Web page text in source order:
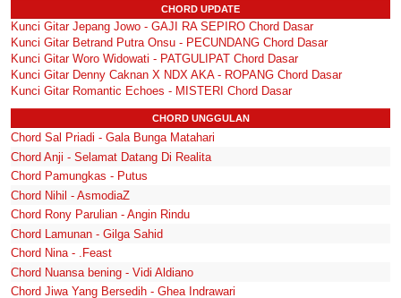
CHORD UPDATE
Kunci Gitar Jepang Jowo - GAJI RA SEPIRO Chord Dasar
Kunci Gitar Betrand Putra Onsu - PECUNDANG Chord Dasar
Kunci Gitar Woro Widowati - PATGULIPAT Chord Dasar
Kunci Gitar Denny Caknan X NDX AKA - ROPANG Chord Dasar
Kunci Gitar Romantic Echoes - MISTERI Chord Dasar
CHORD UNGGULAN
Chord Sal Priadi - Gala Bunga Matahari
Chord Anji - Selamat Datang Di Realita
Chord Pamungkas - Putus
Chord Nihil - AsmodiaZ
Chord Rony Parulian - Angin Rindu
Chord Lamunan - Gilga Sahid
Chord Nina - .Feast
Chord Nuansa bening - Vidi Aldiano
Chord Jiwa Yang Bersedih - Ghea Indrawari